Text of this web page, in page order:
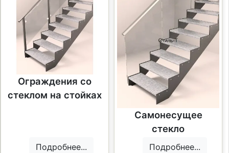
Ограждения со
стеклом на стойках
Подробнее...
Самонесущее
стекло
Подробнее...